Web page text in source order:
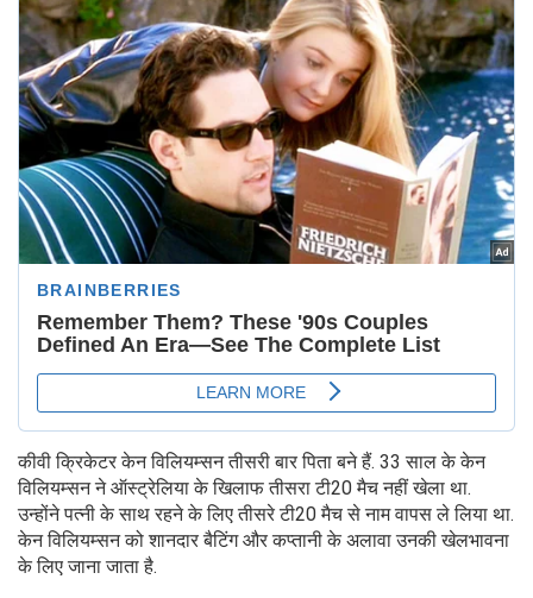
कीवी क्रिकेटर केन विलियम्सन तीसरी बार पिता बने हैं. 33 साल के केन
विलियम्सन ने ऑस्ट्रेलिया के खिलाफ तीसरा टी20 मैच नहीं खेला था.
उन्होंने पत्नी के साथ रहने के लिए तीसरे टी20 मैच से नाम वापस ले लिया था.
केन विलियम्सन को शानदार बैटिंग और कप्तानी के अलावा उनकी खेलभावना
के लिए जाना जाता है.